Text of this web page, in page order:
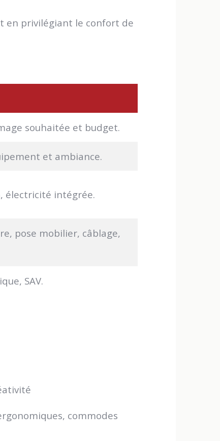
en privilégiant le confort de
souhaitée et budget.
et ambiance.
électricité intégrée.
pose mobilier, câblage,
SAV.
commodes